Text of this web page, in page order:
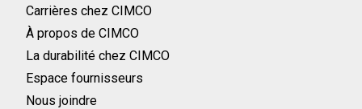
Carrières chez CIMCO
À propos de CIMCO
La durabilité chez CIMCO
Espace fournisseurs
Nous joindre